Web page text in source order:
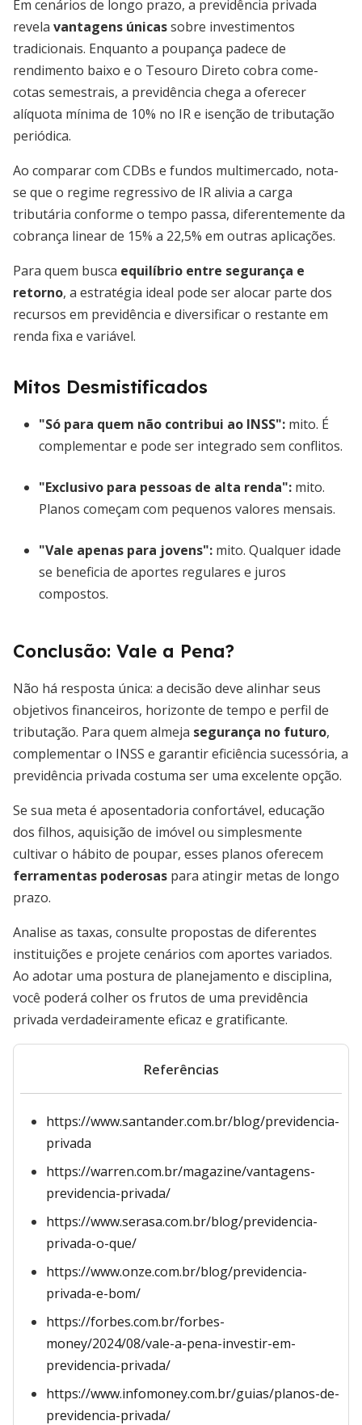
Em cenários de longo prazo, a previdência privada
revela vantagens únicassobre investimentos
tradicionais. Enquanto a poupança padece de
rendimento baixo e o Tesouro Direto cobra come-
cotas semestrais, a previdência chega a oferecer
alíquota mínima de 10% no IR e isenção de tributação
periódica.
Ao comparar com CDBs e fundos multimercado, nota-
se que o regime regressivo de IR alivia a carga
tributária conforme o tempo passa, diferentemente da
cobrança linear de 15% a 22,5% em outras aplicações.
Para quem busca equilíbrio entre segurança e
retorno, a estratégia ideal pode ser alocar parte dos
recursos em previdência e diversificar o restante em
renda fixa e variável.
Mitos Desmistificados
"Só para quem não contribui ao INSS": mito. É
complementar e pode ser integrado sem conflitos.
"Exclusivo para pessoas de alta renda": mito.
Planos começam com pequenos valores mensais.
"Vale apenas para jovens": mito. Qualquer idade
se beneficia de aportes regulares e juros
compostos.
Conclusão: Vale a Pena?
Não há resposta única: a decisão deve alinhar seus
objetivos financeiros, horizonte de tempo e perfil de
tributação. Para quem almeja segurança no futuro,
complementar o INSS e garantir eficiência sucessória, a
previdência privada costuma ser uma excelente opção.
Se sua meta é aposentadoria confortável, educação
dos filhos, aquisição de imóvel ou simplesmente
cultivar o hábito de poupar, esses planos oferecem
ferramentas poderosas para atingir metas de longo
prazo.
Analise as taxas, consulte propostas de diferentes
instituições e projete cenários com aportes variados.
Ao adotar uma postura de planejamento e disciplina,
você poderá colher os frutos de uma previdência
privada verdadeiramente eficaz e gratificante.
Referências
https://www.santander.com.br/blog/previdencia-
privada
https://warren.com.br/magazine/vantagens-
previdencia-privada/
https://www.serasa.com.br/blog/previdencia-
privada-o-que/
https://www.onze.com.br/blog/previdencia-
privada-e-bom/
https://forbes.com.br/forbes-
money/2024/08/vale-a-pena-investir-em-
previdencia-privada/
https://www.infomoney.com.br/guias/planos-de-
previdencia-privada/